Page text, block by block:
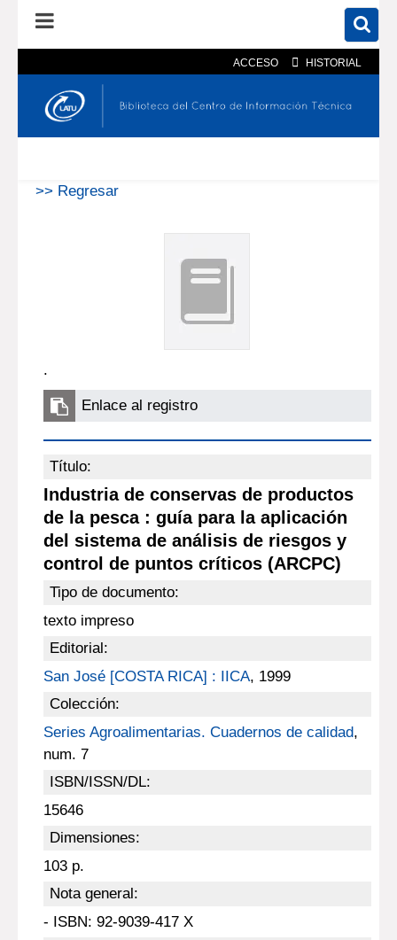
ACCESO HISTORIAL
En el catálogo En el sitio
>> Regresar
.
Enlace al registro
Título:
Industria de conservas de productos
de la pesca : guía para la aplicación
del sistema de análisis de riesgos y
control de puntos críticos (ARCPC)
Tipo de documento:
texto impreso
Editorial:
San José [COSTA RICA] : IICA, 1999
Colección:
Series Agroalimentarias. Cuadernos de calidad,
num. 7
ISBN/ISSN/DL:
15646
Dimensiones:
103 p.
Nota general:
- ISBN: 92-9039-417 X